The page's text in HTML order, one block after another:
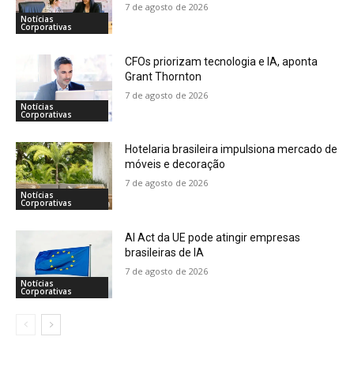
Notícias
Corporativas
7 de agosto de 2026
Notícias
Corporativas
CFOs priorizam tecnologia e IA, aponta
Grant Thornton
7 de agosto de 2026
Notícias
Corporativas
Hotelaria brasileira impulsiona mercado de
móveis e decoração
7 de agosto de 2026
Notícias
Corporativas
AI Act da UE pode atingir empresas
brasileiras de IA
7 de agosto de 2026